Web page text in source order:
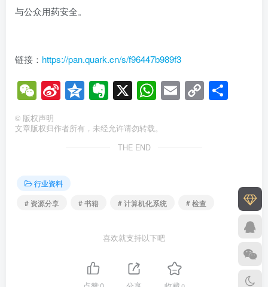
与公众用药安全。
链接： https://pan.quark.cn/s/f96447b989f3
WeChat
Sina
Weibo
Qzone
Evernote
X WhatsApp
Email
Copy
Link
© 版权声明
文章版权归作者所有，未经允许请勿转载。
THE END
行业资料
# 资源分享
# 书籍 # 计算机化系统 # 检查
喜欢就支持以下吧